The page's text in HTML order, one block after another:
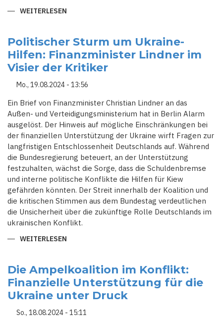
WEITERLESEN
AFD
AUF
ERFOLGSKURS
–
WOHIN
STEUERT
DEUTSCHLAND?
Politischer Sturm um Ukraine-
Hilfen: Finanzminister Lindner im
Visier der Kritiker
Mo., 19.08.2024 - 13:56
Ein Brief von Finanzminister Christian Lindner an das
Außen- und Verteidigungsministerium hat in Berlin Alarm
ausgelöst. Der Hinweis auf mögliche Einschränkungen bei
der finanziellen Unterstützung der Ukraine wirft Fragen zur
langfristigen Entschlossenheit Deutschlands auf. Während
die Bundesregierung beteuert, an der Unterstützung
festzuhalten, wächst die Sorge, dass die Schuldenbremse
und interne politische Konflikte die Hilfen für Kiew
gefährden könnten. Der Streit innerhalb der Koalition und
die kritischen Stimmen aus dem Bundestag verdeutlichen
die Unsicherheit über die zukünftige Rolle Deutschlands im
ukrainischen Konflikt.
WEITERLESEN
UKRAINE-
HILFEN:
FINANZMINISTER
LINDNER
IM
VISIER
DER
KRITIKER
Die Ampelkoalition im Konflikt:
Finanzielle Unterstützung für die
Ukraine unter Druck
So., 18.08.2024 - 15:11